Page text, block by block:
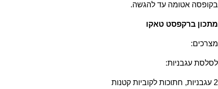
בקופסה אטומה עד להגשה.
מתכון ברקפסט טאקו
מצרכים:
לסלסת עגבניות:
2 עגבניות, חתוכות לקוביות קטנות